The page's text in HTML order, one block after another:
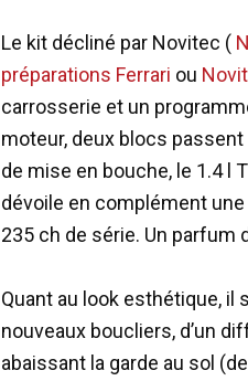
Le kit décliné par Novitec (
préparations Ferrari ou
carrosserie et un
moteur, deux blocs
de mise en bouche, le 1.4 l
dévoile en complément
235 ch de série. Un parfum
Quant au look esthétique, il
nouveaux boucliers, d’un
abaissant la garde au sol